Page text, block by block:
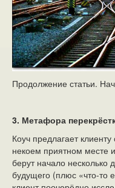
Продолжение статьи.
3. Метафора
Коуч предлагает
некоем приятном месте
берут начало несколько
будущего (плюс «что-то